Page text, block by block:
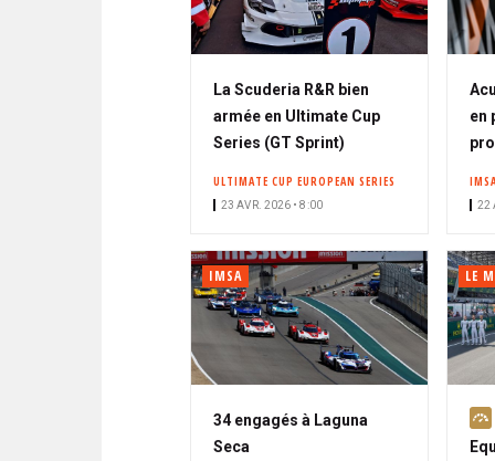
La Scuderia R&R bien
armée en Ultimate Cup
Series (GT Sprint)
ULTIMATE CUP EUROPEAN SERIES
23 AVR. 2026 • 8:00
en
22
IMSA
34 engagés à Laguna
Seca
LE